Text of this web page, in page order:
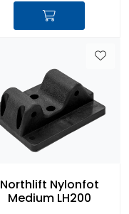
Northlift Nylonfot
Medium LH200